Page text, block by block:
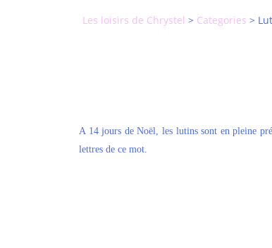
Les loisirs de Chrystel > Categories >
A 14 jours de Noël, les lutins sont en pleine
lettres de ce mot.